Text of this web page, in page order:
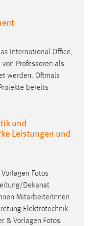
International Office,
von Professoren als
werden. Oftmals
bereits
und
Leistungen und
Fotos
Dekanat
MitarbeiterInnen
Elektrotechnik
& Vorlagen Fotos
anonym.
zu verstehen, wie
nutzen.